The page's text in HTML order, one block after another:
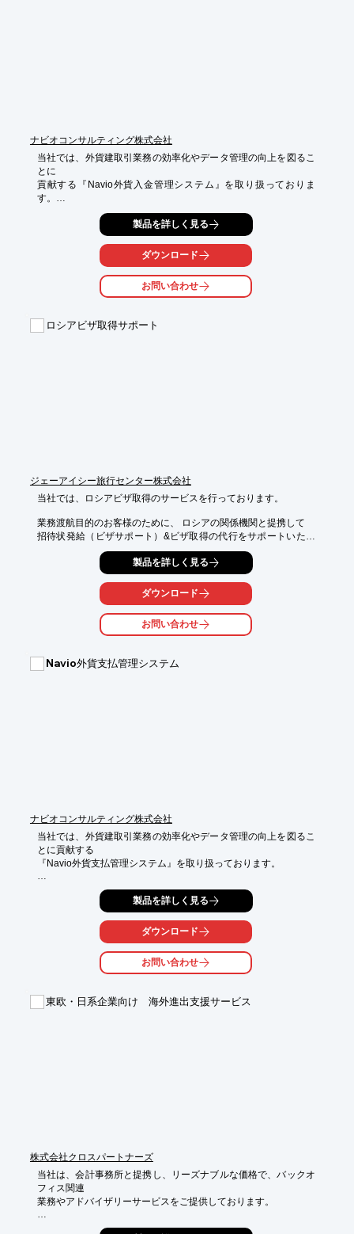
ナビオコンサルティング株式会社
当社では、外貨建取引業務の効率化やデータ管理の向上を図るこ
とに
貢献する『Navio外貨入金管理システム』を取り扱っておりま
す。
インボイスをベースにした債権データの計上ができ、片伝票形式
（貸借を意識しない）による入力処理で会計知識がない方でも処
理ができます。
また、入金時に対応した差額調整機能（相殺含む）がある
外貨・邦貨・レートを保有し必要に応じて集計や加工が可能で
【特長】
製品を詳しく見る
ダウンロード
お問い合わせ
ロシアビザ取得サポート
ジェーアイシー旅行センター株式会社
当社では、ロシアビザ取得のサービスを行っております。
業務渡航目的のお客様のために、 ロシアの関係機関と提携して
招待状発給（ビザサポート）&ビザ取得の代行をサポートいたし
ご要望の際はお気軽にご相談ください。
【このようなご要望に】
■ロシアの出張を計画しているが現地の会社からの招待手続きが
■会社のほうで現地手配をしているのでロシアではホテルの予約
製品を詳しく見る
ダウンロード
お問い合わせ
Navio外貨支払管理システム
ナビオコンサルティング株式会社
当社では、外貨建取引業務の効率化やデータ管理の向上を図るこ
とに貢献する
『Navio外貨支払管理システム』を取り扱っております。
個々の為替予約の使用済や未使用状況が随時把握ができるため、
銀行別残高や未使用残高の管理が可能。
また、全銀フォーマットに従って送金データが作成できるため
金額の二重入力や送金先銀行設定などの手間が省けます。
■為替予約管理ができる
■データ入力が簡単
製品を詳しく見る
ダウンロード
お問い合わせ
東欧・日系企業向け 海外進出支援サービス
株式会社クロスパートナーズ
当社は、会計事務所と提携し、リーズナブルな価格で、バックオ
フィス関連
業務やアドバイザリーサービスをご提供しております。
東欧での経験豊富な専門家（日本人）による日本語でのサポート